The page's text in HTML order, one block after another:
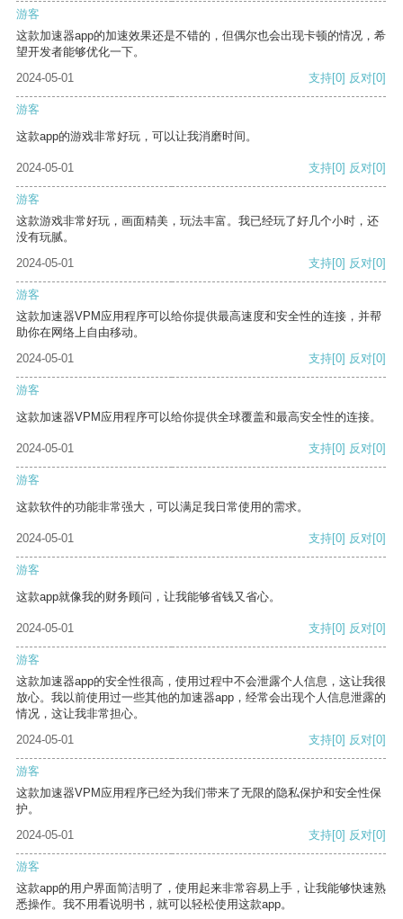
游客
这款加速器app的加速效果还是不错的，但偶尔也会出现卡顿的情况，希
望开发者能够优化一下。
2024-05-01
支持[0] 反对[0]
游客
这款app的游戏非常好玩，可以让我消磨时间。
2024-05-01 支持[0] 反对[0]
游客
这款游戏非常好玩，画面精美，玩法丰富。我已经玩了好几个小时，还
没有玩腻。
2024-05-01
支持[0] 反对[0]
游客
这款加速器VPM应用程序可以给你提供最高速度和安全性的连接，并帮
助你在网络上自由移动。
2024-05-01
支持[0] 反对[0]
游客
这款加速器VPM应用程序可以给你提供全球覆盖和最高安全性的连接。
2024-05-01 支持[0] 反对[0]
游客
这款软件的功能非常强大，可以满足我日常使用的需求。
2024-05-01 支持[0] 反对[0]
游客
这款app就像我的财务顾问，让我能够省钱又省心。
2024-05-01 支持[0] 反对[0]
游客
这款加速器app的安全性很高，使用过程中不会泄露个人信息，这让我很
放心。我以前使用过一些其他的加速器app，经常会出现个人信息泄露的
情况，这让我非常担心。
2024-05-01
支持[0] 反对[0]
游客
这款加速器VPM应用程序已经为我们带来了无限的隐私保护和安全性保
护。
2024-05-01
支持[0] 反对[0]
游客
这款app的用户界面简洁明了，使用起来非常容易上手，让我能够快速熟
悉操作。我不用看说明书，就可以轻松使用这款app。